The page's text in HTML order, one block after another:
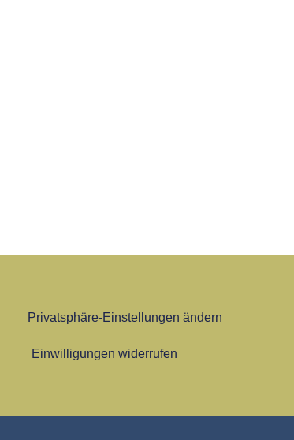
Privatsphäre-Einstellungen ändern
Einwilligungen widerrufen